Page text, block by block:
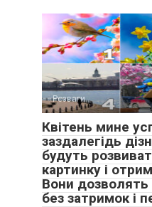
Розваги
Квітень мине
заздалегідь
будуть
картинку і
Вони дозволять
без затримок і